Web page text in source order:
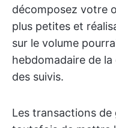
décomposez votre
plus petites et
sur le volume
hebdomadaire de
des suivis.
Les transactions